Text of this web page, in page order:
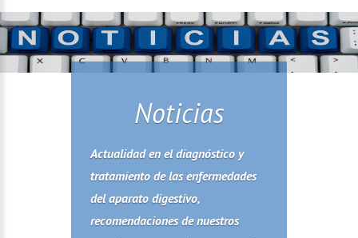
Noticias
Actualidad en el diagnóstico y
tratamiento de las enfermedades
del aparato digestivo,
recomendaciones de nuestros